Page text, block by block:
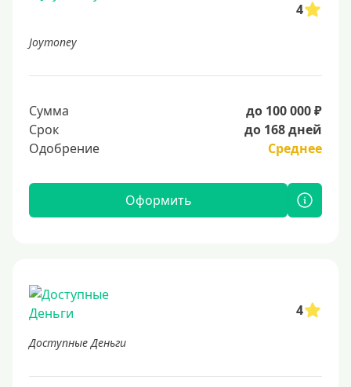
4
Joymoney
Сумма
до 100 000 ₽
Срок
до 168 дней
Одобрение
Среднее
Оформить
4
Доступные Деньги